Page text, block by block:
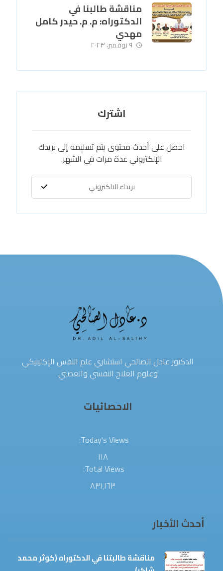
مناقشة طالبنا في
الدكتوراه: م. م. حيدر كامل
مهدي
٩ نوفمبر، ٢٠٢٣
اشترك
احصل على أحدث محتوى يتم تسليمه إلى بريدك
الإلكتروني عدة مرات في الشهر.
الدكتور عادل الصالحي استشاري علم النفس الإكلينيكي
وعلوم العلاج النفسي والعصبي
الاحصائيات
Today's Views:
١١٨
Total Views:
٨٣١٬١٦٣
أحدث الأخبار
مناقشة طالبتنا في الدكتوراه (كوثر محمد